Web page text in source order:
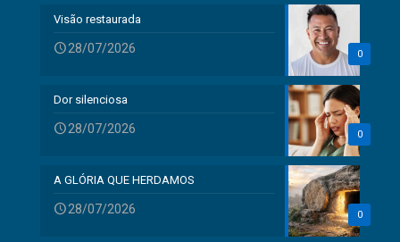
0
Visão restaurada
28/07/2026
0
Dor silenciosa
28/07/2026
0
A GLÓRIA QUE HERDAMOS
28/07/2026